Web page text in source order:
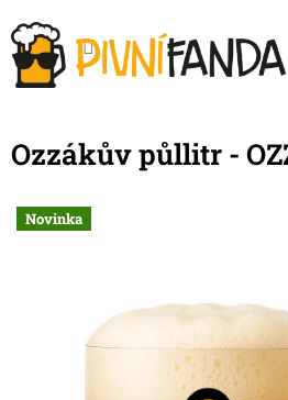
na
obsah
Ozzákův půllitr -
Novinka